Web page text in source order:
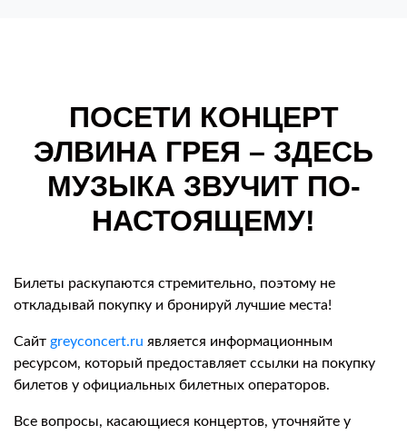
ПОСЕТИ КОНЦЕРТ
ЭЛВИНА ГРЕЯ – ЗДЕСЬ
МУЗЫКА ЗВУЧИТ ПО-
НАСТОЯЩЕМУ!
Билеты раскупаются стремительно, поэтому не
откладывай покупку и бронируй лучшие места!
Сайт greyconcert.ru является информационным
ресурсом, который предоставляет ссылки на покупку
билетов у официальных билетных операторов.
Все вопросы, касающиеся концертов, уточняйте у